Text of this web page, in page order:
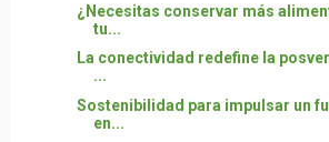
¿Necesitas conservar más
tu...
La conectividad redefine la
...
Sostenibilidad para impulsar un
en...